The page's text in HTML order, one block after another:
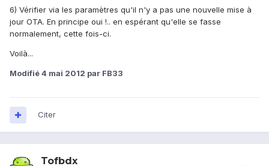
6) Vérifier via les paramètres qu'il n'y a pas une nouvelle mise à
jour OTA. En principe oui !.. en espérant qu'elle se fasse
normalement, cette fois-ci.
Voilà...
Modifié4 mai 2012 par FB33
Citer
Tofbdx